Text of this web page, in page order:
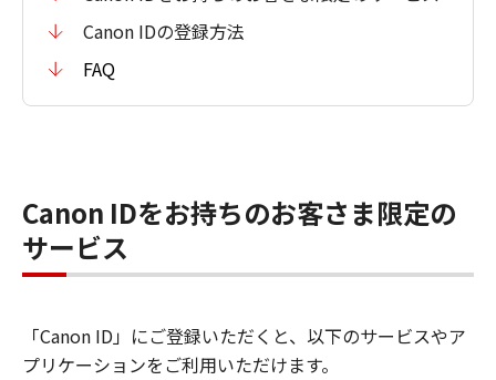
Canon IDの登録方法
FAQ
Canon IDをお持ちのお客さま限定の
サービス
「Canon ID」にご登録いただくと、以下のサービスやア
プリケーションをご利用いただけます。